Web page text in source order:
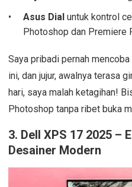
Asus Dial untuk kontrol
Photoshop dan Premiere
Saya pribadi pernah
ini, dan jujur, awalnya terasa
hari, saya malah ketagihan!
Photoshop tanpa ribet buka
3. Dell XPS 17 2025 –
Desainer Modern